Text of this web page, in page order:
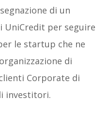
di un
UniCredit per seguire
le startup che ne
di
Corporate di
investitori.